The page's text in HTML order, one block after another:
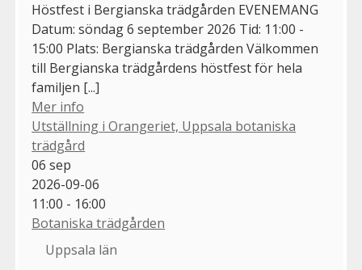
Höstfest i Bergianska trädgården EVENEMANG
Datum: söndag 6 september 2026 Tid: 11:00 -
15:00 Plats: Bergianska trädgården Välkommen
till Bergianska trädgårdens höstfest för hela
familjen [...]
Mer info
Utställning i Orangeriet, Uppsala botaniska
trädgård
06 sep
2026-09-06
11:00 - 16:00
Botaniska trädgården
Uppsala län